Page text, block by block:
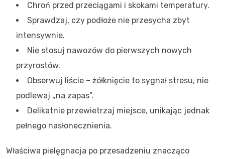
Chroń przed przeciągami i skokami temperatury.
Sprawdzaj, czy podłoże nie przesycha zbyt
intensywnie.
Nie stosuj nawozów do pierwszych nowych
przyrostów.
Obserwuj liście – żółknięcie to sygnał stresu, nie
podlewaj „na zapas”.
Delikatnie przewietrzaj miejsce, unikając jednak
pełnego nasłonecznienia.
Właściwa pielęgnacja po przesadzeniu znacząco